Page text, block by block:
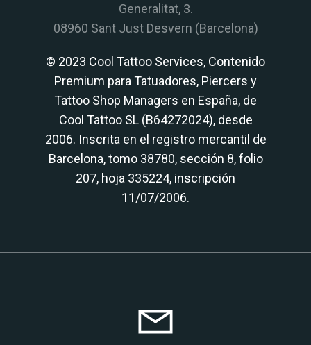
Generalitat, 3.
08960 Sant Just Desvern (Barcelona)
© 2023 Cool Tattoo Services, Contenido
Premium para Tatuadores, Piercers y
Tattoo Shop Managers en España, de
Cool Tattoo SL (B64272024), desde
2006. Inscrita en el registro mercantil de
Barcelona, tomo 38780, sección 8, folio
207, hoja 335224, inscripción
11/07/2006.